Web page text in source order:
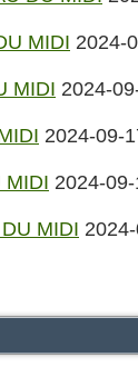
MIDI 2024-
MIDI 2024-
2024-09-
MIDI 2024-
MIDI